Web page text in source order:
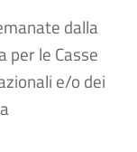
dalla
per le Casse
e/o dei